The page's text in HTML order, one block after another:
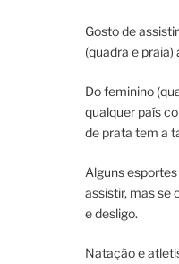
Gosto de
(quadra e praia)
Do feminino
qualquer país
de prata tem a
Alguns
assistir, mas se
e desligo.
Natação e